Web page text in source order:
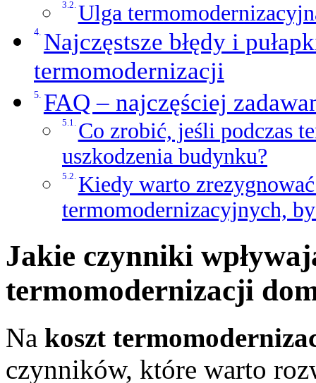
Ulga
Najczęstsze błędy i
termomodernizacji
FAQ – najczęściej
Co zrobić, jeśli podczas
uszkodzenia budynku?
Kiedy warto
termomodernizacyjnych,
Jakie czynniki
termomodernizacji
Na koszt
czynników, które warto